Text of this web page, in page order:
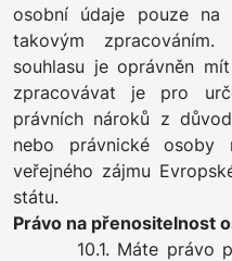
osobní údaje pouze na
takovým
souhlasu je oprávněn
zpracovávat je pro
právních nároků z
nebo právnické osoby
veřejného zájmu
státu.
Právo na přenositelnost
10.1. Máte právo